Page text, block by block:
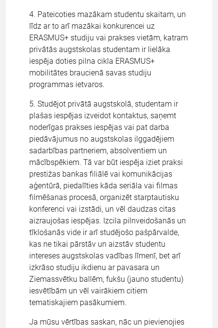
4. Pateicoties mazākam studentu skaitam, un
līdz ar to arī mazākai konkurencei uz
ERASMUS+ studiju vai prakses vietām, katram
privātās augstskolas studentam ir lielāka
iespēja doties pilna cikla ERASMUS+
mobilitātes braucienā savas studiju
programmas ietvaros.
5. Studējot privātā augstskolā, studentam ir
plašas iespējas izveidot kontaktus, saņemt
noderīgas prakses iespējas vai pat darba
piedāvājumus no augstskolas ilggadējiem
sadarbības partneriem, absolventiem un
mācībspēkiem. Tā var būt iespēja iziet praksi
prestižas bankas filiālē vai komunikācijas
aģentūrā, piedalīties kāda seriāla vai filmas
filmēšanas procesā, organizēt starptautisku
konferenci vai izstādi, un vēl daudzas citas
aizraujošas iespējas. Izcila pilnveidošanās un
tīklošanās vide ir arī studējošo pašpārvalde,
kas ne tikai pārstāv un aizstāv studentu
intereses augstskolas vadības līmenī, bet arī
izkrāso studiju ikdienu ar pavasara un
Ziemassvētku ballēm, fukšu (jauno studentu)
iesvētībām un vēl vairākiem citiem
tematiskajiem pasākumiem.
Ja mūsu vērtības saskan, nāc un pievienojies